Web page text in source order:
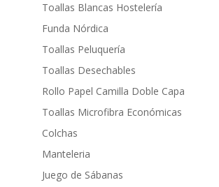
Toallas Blancas Hostelería
Funda Nórdica
Toallas Peluquería
Toallas Desechables
Rollo Papel Camilla Doble Capa
Toallas Microfibra Económicas
Colchas
Manteleria
Juego de Sábanas